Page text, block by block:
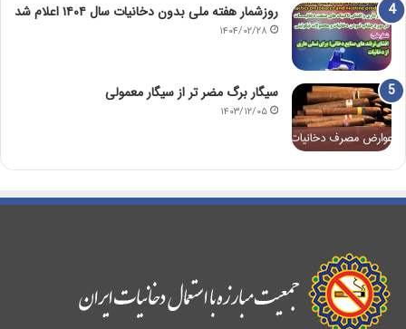
روزشمار هفته ملی بدون دخانیات سال ۱۴۰۴ اعلام شد
۱۴۰۴/۰۲/۲۸
سیگار برگ مضر تر از سیگار معمولی
۱۴۰۳/۱۲/۰۵